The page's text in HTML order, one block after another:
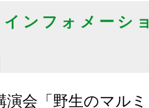
ンフォメーシ
演会「野生のマル